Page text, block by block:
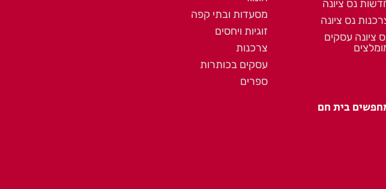
נס ציונה
נס ציונה
ציונה עסקים
מסעדות ובתי קפה
זוגיות ויחסים
צרכנות
עסקים בכותרות
ספרים
בית חם